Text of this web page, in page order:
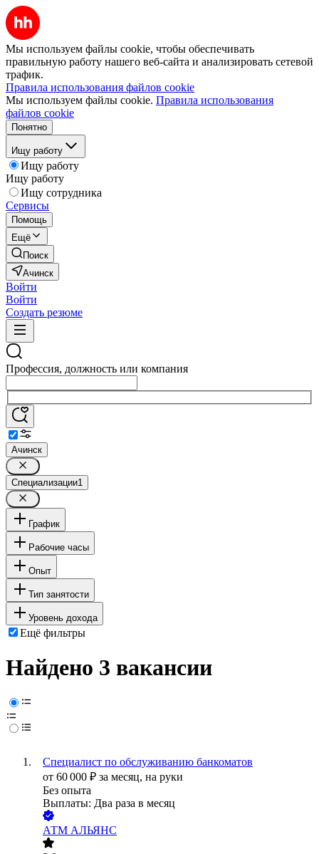
Мы используем файлы cookie, чтобы обеспечивать
правильную работу нашего веб-сайта и анализировать сетевой
трафик.
Правила использования файлов cookie
Мы используем файлы cookie. Правила использования
файлов cookie
Понятно
Ищу работу
Ищу работу
Ищу работу
Ищу сотрудника
Сервисы
Помощь
Ещё
Поиск
Ачинск
Войти
Войти
Создать резюме
Профессия, должность или компания
Ачинск
Специализации1
График
Рабочие часы
Опыт
Тип занятости
Уровень дохода
Ещё фильтры
Найдено 3 вакансии
Специалист по обслуживанию банкоматов
от 60 000 ₽ за месяц, на руки
Без опыта
Выплаты: Два раза в месяц
АТМ АЛЬЯНС